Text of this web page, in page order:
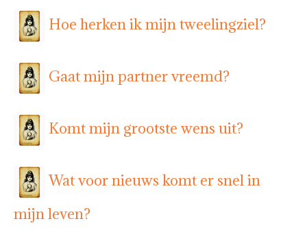
Hoe herken ik mijn tweelingziel?
Gaat mijn partner vreemd?
Komt mijn grootste wens uit?
Wat voor nieuws komt er snel in
mijn leven?